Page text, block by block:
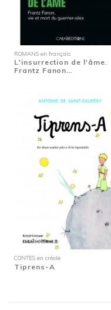
ROMANS en français
L'insurrection de l'âme.
Frantz Fanon…
CONTES en créole
Tiprens-A